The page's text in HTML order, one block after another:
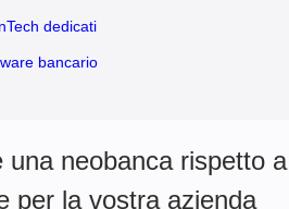
dedicati
bancario
una neobanca rispetto a
per la vostra azienda